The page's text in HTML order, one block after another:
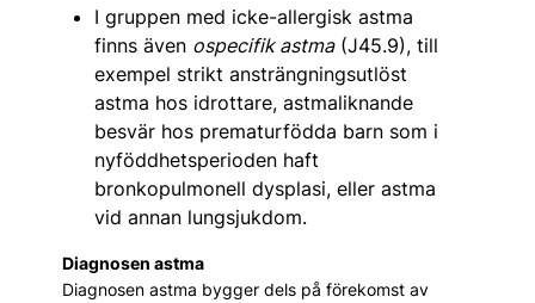
I gruppen med icke-allergisk astma
finns även ospecifik astma(J45.9), till
exempel strikt ansträngningsutlöst
astma hos idrottare, astmaliknande
besvär hos prematurfödda barn som i
nyföddhetsperioden haft
bronkopulmonell dysplasi, eller astma
vid annan lungsjukdom.
Diagnosen astma
Diagnosen astma bygger dels på förekomst av